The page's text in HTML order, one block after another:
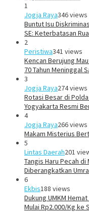
1
Jogja Raya346 views
Buntut Isu
SE: Keterbatasan
2
Peristiwa341 views
Kencan Berujung
70 Tahun Meninggal
3
Jogja Raya274 views
Rotasi Besar di
Yogyakarta Resmi
4
Jogja Raya266 views
Makam Misterius
5
Lintas Daerah201
Tangis Haru Pecah di
Diberangkatkan
6
Ekbis188 views
Dukung UMKM
Mulai Rp2.000/Kg ke